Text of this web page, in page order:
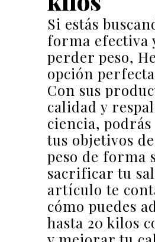
Si estás
forma efectiva
perder peso,
opción
Con sus
calidad y
ciencia,
tus objetivos
peso de forma
sacrificar tu
artículo te
cómo puedes
hasta 20 kilos